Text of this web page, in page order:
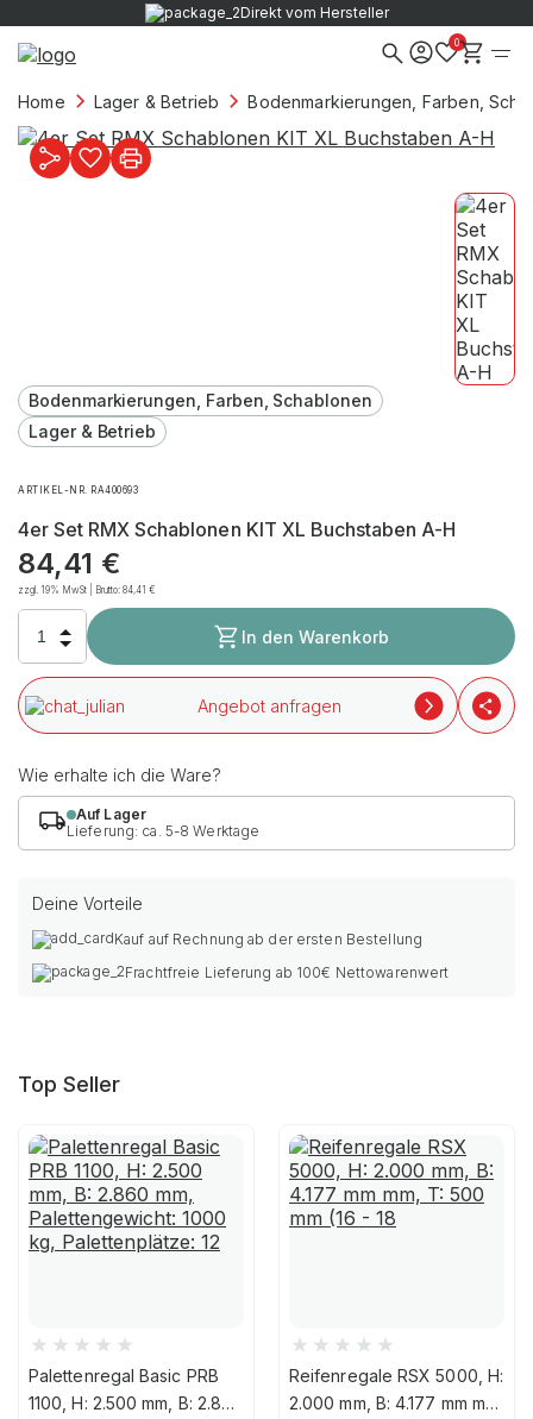
Direkt vom Hersteller
0
Home Lager & Betrieb Bodenmarkierungen, Farben,
Bodenmarkierungen, Farben, Schablonen
Lager & Betrieb
ARTIKEL-NR. RA400693
4er Set RMX Schablonen KIT XL Buchstaben A-H
84,41 €
zzgl. 19% MwSt | Brutto:84,41€
In den Warenkorb
Angebot anfragen
Wie erhalte ich die Ware?
Auf Lager
Lieferung: ca. 5-8 Werktage
Deine Vorteile
Kauf auf Rechnung ab der ersten Bestellung
Frachtfreie Lieferung ab 100€ Nettowarenwert
Top Seller
Palettenregal Basic PRB
1100, H: 2.500 mm, B: 2.860
Reifenregale RSX 5000, H:
2.000 mm, B: 4.177 mm mm,